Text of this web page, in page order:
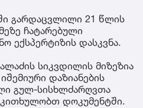
გარდაცვლილი 21 წლის
ჩატარებული
ექსპერტიზის დასკვნა.
სიკვდილის მიზეზია
დაზიანების
გულ-სისხლძარღვთა
დოკუმენტში.